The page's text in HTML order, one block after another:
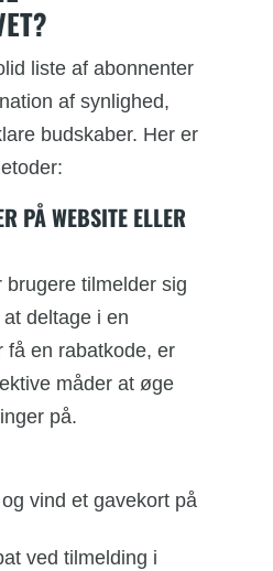
liste af abonnenter
af synlighed,
budskaber. Her er
PÅ WEBSITE ELLER
brugere tilmelder sig
deltage i en
få en rabatkode, er
måder at øge
på.
vind et gavekort på
ved tilmelding i